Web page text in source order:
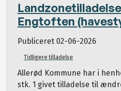
Engtoften
Publiceret 02-06-2026
Tidligere tilladelse
Allerød Kommune har i
stk. 1 givet tilladelse til